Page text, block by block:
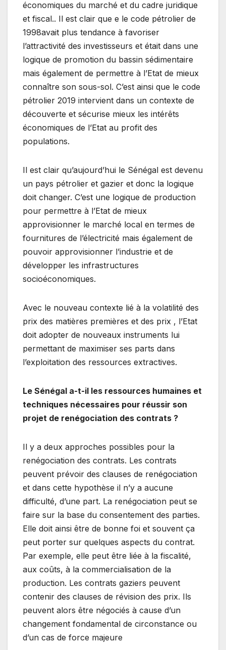
économiques du marché et du cadre juridique
et fiscal.. Il est clair que e le code pétrolier de
1998avait plus tendance à favoriser
l’attractivité des investisseurs et était dans une
logique de promotion du bassin sédimentaire
mais également de permettre à l’Etat de mieux
connaître son sous-sol. C’est ainsi que le code
pétrolier 2019 intervient dans un contexte de
découverte et sécurise mieux les intérêts
économiques de l’Etat au profit des
populations.
Il est clair qu’aujourd’hui le Sénégal est devenu
un pays pétrolier et gazier et donc la logique
doit changer. C’est une logique de production
pour permettre à l’Etat de mieux
approvisionner le marché local en termes de
fournitures de l’électricité mais également de
pouvoir approvisionner l’industrie et de
développer les infrastructures
socioéconomiques.
Avec le nouveau contexte lié à la volatilité des
prix des matières premières et des prix , l’Etat
doit adopter de nouveaux instruments lui
permettant de maximiser ses parts dans
l’exploitation des ressources extractives.
Le Sénégal a-t-il les ressources humaines et
techniques nécessaires pour réussir son
projet de renégociation des contrats ?
Il y a deux approches possibles pour la
renégociation des contrats. Les contrats
peuvent prévoir des clauses de renégociation
et dans cette hypothèse il n’y a aucune
difficulté, d’une part. La renégociation peut se
faire sur la base du consentement des parties.
Elle doit ainsi être de bonne foi et souvent ça
peut porter sur quelques aspects du contrat.
Par exemple, elle peut être liée à la fiscalité,
aux coûts, à la commercialisation de la
production. Les contrats gaziers peuvent
contenir des clauses de révision des prix. Ils
peuvent alors être négociés à cause d’un
changement fondamental de circonstance ou
d’un cas de force majeure